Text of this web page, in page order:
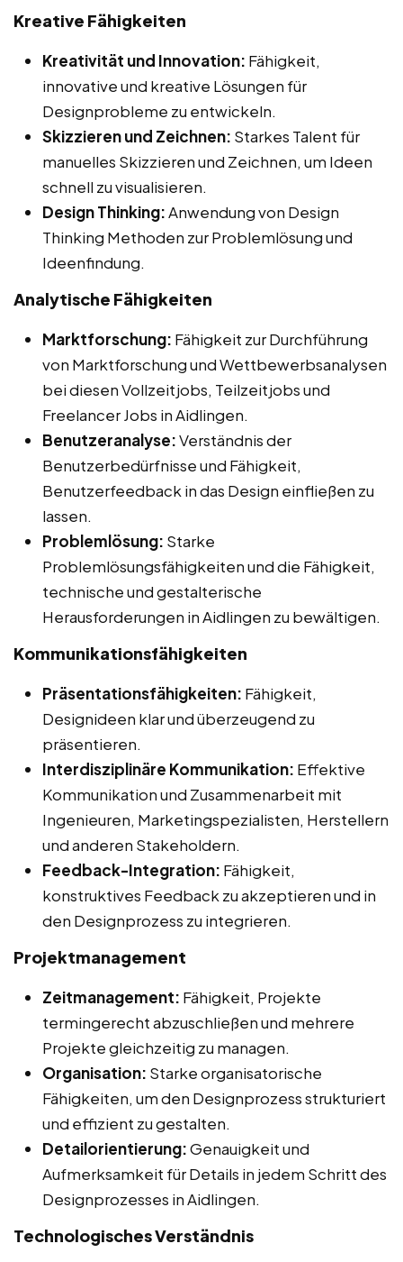
Kreative Fähigkeiten
Kreativität und Innovation: Fähigkeit,
innovative und kreative Lösungen für
Designprobleme zu entwickeln.
Skizzieren und Zeichnen: Starkes Talent für
manuelles Skizzieren und Zeichnen, um Ideen
schnell zu visualisieren.
Design Thinking:Anwendung von Design
Thinking Methoden zur Problemlösung und
Ideenfindung.
Analytische Fähigkeiten
Marktforschung: Fähigkeit zur Durchführung
von Marktforschung und Wettbewerbsanalysen
bei diesen Vollzeitjobs, Teilzeitjobs und
Freelancer Jobs in Aidlingen.
Benutzeranalyse:Verständnis der
Benutzerbedürfnisse und Fähigkeit,
Benutzerfeedback in das Design einfließen zu
lassen.
Problemlösung: Starke
Problemlösungsfähigkeiten und die Fähigkeit,
technische und gestalterische
Herausforderungen in Aidlingen zu bewältigen.
Kommunikationsfähigkeiten
Präsentationsfähigkeiten: Fähigkeit,
Designideen klar und überzeugend zu
präsentieren.
Interdisziplinäre Kommunikation: Effektive
Kommunikation und Zusammenarbeit mit
Ingenieuren, Marketingspezialisten, Herstellern
und anderen Stakeholdern.
Feedback-Integration: Fähigkeit,
konstruktives Feedback zu akzeptieren und in
den Designprozess zu integrieren.
Projektmanagement
Zeitmanagement: Fähigkeit, Projekte
termingerecht abzuschließen und mehrere
Projekte gleichzeitig zu managen.
Organisation: Starke organisatorische
Fähigkeiten, um den Designprozess strukturiert
und effizient zu gestalten.
Detailorientierung:Genauigkeit und
Aufmerksamkeit für Details in jedem Schritt des
Designprozesses in Aidlingen.
Technologisches Verständnis